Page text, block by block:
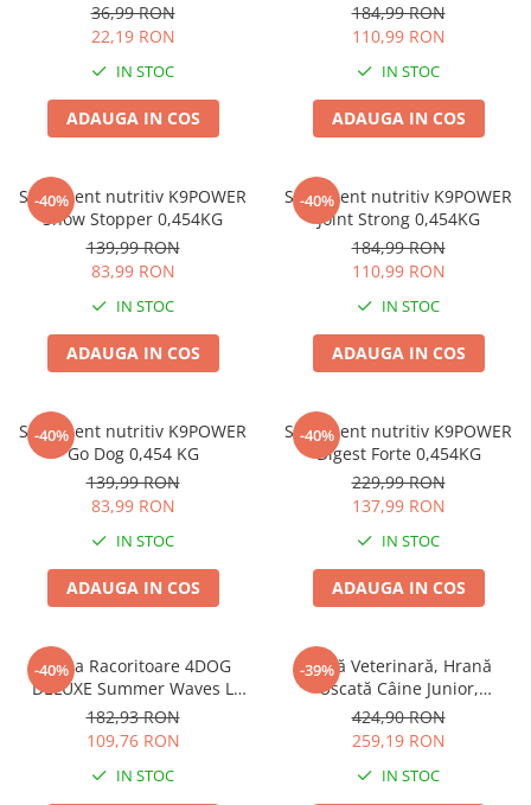
36,99 RON
22,19 RON
IN STOC
ADAUGA IN COS
184,99 RON
110,99 RON
IN STOC
ADAUGA IN COS
-40%
Supliment nutritiv K9POWER
Show Stopper 0,454KG
139,99 RON
83,99 RON
IN STOC
ADAUGA IN COS
-40%
Supliment nutritiv K9POWER
Joint Strong 0,454KG
184,99 RON
110,99 RON
IN STOC
ADAUGA IN COS
-40%
Supliment nutritiv K9POWER
Go Dog 0,454 KG
139,99 RON
83,99 RON
IN STOC
ADAUGA IN COS
-40%
Supliment nutritiv K9POWER
Digest Forte 0,454KG
229,99 RON
137,99 RON
IN STOC
ADAUGA IN COS
-40%
Saltea Racoritoare 4DOG
DELUXE Summer Waves L
77x46cm
182,93 RON
109,76 RON
IN STOC
-39%
Dietă Veterinară, Hrană
Uscată Câine Junior,
EXCLUSION Intestinal, Toate
Rasele, Porc și Orez, 12kg
424,90 RON
259,19 RON
IN STOC